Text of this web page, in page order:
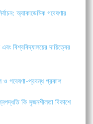
অ্যাকাডেমিক গবেষণার
এবং বিশ্ববিদ্যালয়ের দায়িত্বের
ও গবেষণা-প্রবন্ধ প্রকাশ
কি সৃজনশীলতা বিকাশে